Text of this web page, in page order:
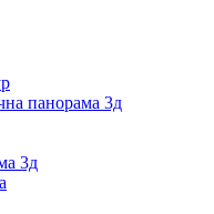
панорама 3д
3д